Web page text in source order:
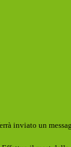
inviato un